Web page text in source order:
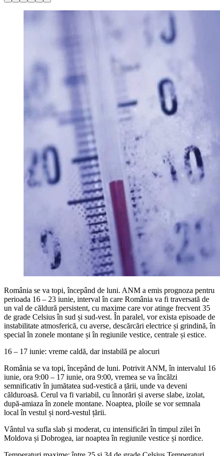
România se va topi, începând de luni. ANM a emis prognoza pentru
perioada 16 – 23 iunie, interval în care România va fi traversată de
un val de căldură persistent, cu maxime care vor atinge frecvent 35
de grade Celsius în sud și sud-vest. În paralel, vor exista episoade de
instabilitate atmosferică, cu averse, descărcări electrice și grindină, în
special în zonele montane și în regiunile vestice, centrale și estice.
16 – 17 iunie: vreme caldă, dar instabilă pe alocuri
România se va topi, începând de luni. Potrivit ANM, în intervalul 16
iunie, ora 9:00 – 17 iunie, ora 9:00, vremea se va încălzi
semnificativ în jumătatea sud-vestică a țării, unde va deveni
călduroasă. Cerul va fi variabil, cu înnorări și averse slabe, izolat,
după-amiaza în zonele montane. Noaptea, ploile se vor semnala
local în vestul și nord-vestul țării.
Vântul va sufla slab și moderat, cu intensificări în timpul zilei în
Moldova și Dobrogea, iar noaptea în regiunile vestice și nordice.